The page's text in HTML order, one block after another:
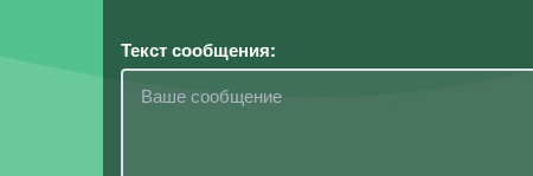
Текст сообщения: